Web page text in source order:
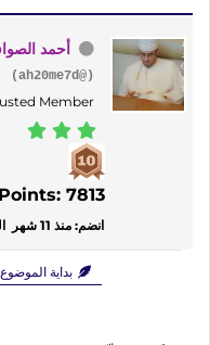
أحمد
(@ah20me7d)
Member
Points: 7813
انضم: منذ 11 شهر
بداية الموضوع